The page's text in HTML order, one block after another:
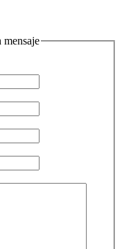
mensaje